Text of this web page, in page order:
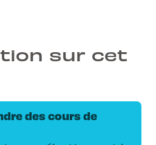
sur cet
des cours de